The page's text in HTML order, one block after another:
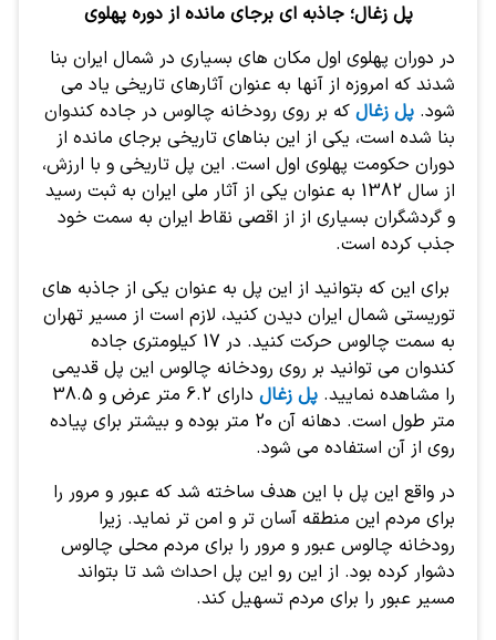
پل زغال؛ جاذبه ای برجای مانده از دوره پهلوی
در دوران پهلوی اول مکان های بسیاری در شمال ایران بنا
شدند که امروزه از آنها به عنوان آثارهای تاریخی یاد می
شود. پل زغال که بر روی رودخانه چالوس در جاده کندوان
بنا شده است، یکی از این بناهای تاریخی برجای مانده از
دوران حکومت پهلوی اول است. این پل تاریخی و با ارزش،
از سال 1382 به عنوان یکی از آثار ملی ایران به ثبت رسید
و گردشگران بسیاری از از اقصی نقاط ایران به سمت خود
جذب کرده است.
برای این که بتوانید از این پل به عنوان یکی از جاذبه های
توریستی شمال ایران دیدن کنید، لازم است از مسیر تهران
به سمت چالوس حرکت کنید. در 17 کیلومتری جاده
کندوان می توانید بر روی رودخانه چالوس این پل قدیمی
را مشاهده نمایید. پل زغال
دارای 6.2 متر عرض و 38.5
متر طول است. دهانه آن 20 متر بوده و بیشتر برای پیاده
روی از آن استفاده می شود.
در واقع این پل با این هدف ساخته شد که عبور و مرور را
برای مردم این منطقه آسان تر و امن تر نماید. زیرا
رودخانه چالوس عبور و مرور را برای مردم محلی چالوس
دشوار کرده بود. از این رو این پل احداث شد تا بتواند
مسیر عبور را برای مردم تسهیل کند.